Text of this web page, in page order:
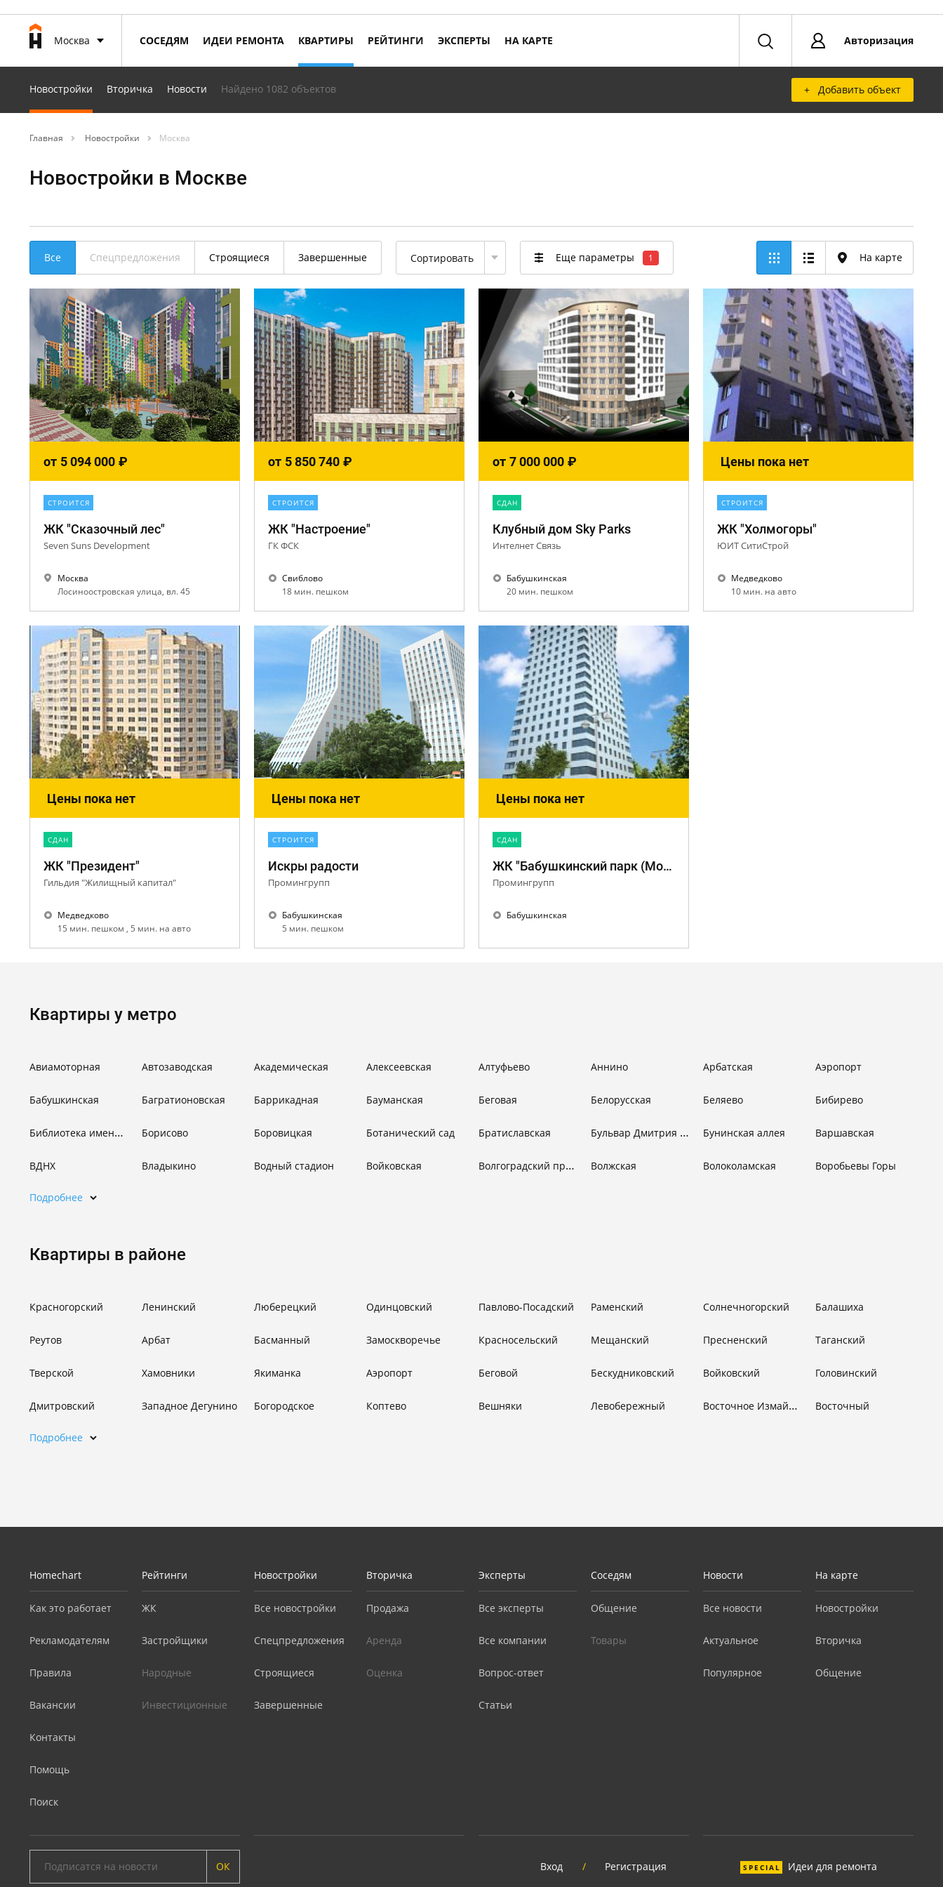
Москва СОСЕДЯМ ИДЕИ РЕМОНТА КВАРТИРЫ РЕЙТИНГИ ЭКСПЕРТЫ НА КАРТЕ Авторизация
Новостройки Вторичка Новости Найдено 1082 объектов + Добавить объект
Главная Новостройки Москва
Новостройки в Москве
Все Спецпредложения Строящиеся Завершенные Сортировать Еще параметры 1 На карте
от 5 094 000 ₽
СТРОИТСЯ
ЖК "Сказочный лес"
Seven Suns Development
Москва
Лосиноостровская улица, вл. 45
от 5 850 740 ₽
СТРОИТСЯ
ЖК "Настроение"
ГК ФСК
Свиблово
18 мин. пешком
от 7 000 000 ₽
CДАН
Клубный дом Sky Parks
Интелнет Связь
Бабушкинская
20 мин. пешком
Цены пока нет
СТРОИТСЯ
ЖК "Холмогоры"
ЮИТ СитиСтрой
Медведково
10 мин. на авто
Цены пока нет
CДАН
ЖК "Президент"
Гильдия "Жилищный капитал"
Медведково
15 мин. пешком , 5 мин. на авто
Цены пока нет
СТРОИТСЯ
Искры радости
Промингрупп
Бабушкинская
5 мин. пешком
Цены пока нет
CДАН
ЖК "Бабушкинский парк (Мос-Анжелес)"
Промингрупп
Бабушкинская
Квартиры у метро
Авиамоторная Автозаводская Академическая Алексеевская Алтуфьево Аннино Арбатская Аэропорт
Бабушкинская Багратионовская Баррикадная Бауманская Беговая Белорусская Беляево Бибирево
Библиотека имени Ленина Борисово Боровицкая Ботанический сад Братиславская Бульвар Дмитрия Донского Бунинская аллея Варшавская
ВДНХ Владыкино Водный стадион Войковская Волгоградский проспект Волжская Волоколамская Воробьевы Горы
Подробнее
Квартиры в районе
Красногорский Ленинский Люберецкий Одинцовский Павлово-Посадский Раменский Солнечногорский Балашиха
Реутов Арбат Басманный Замоскворечье Красносельский Мещанский Пресненский Таганский
Тверской Хамовники Якиманка Аэропорт Беговой Бескудниковский Войковский Головинский
Дмитровский Западное Дегунино Богородское Коптево Вешняки Левобережный Восточное Измайлово Восточный
Подробнее
Homechart
Как это работает
Рекламодателям
Правила
Вакансии
Контакты
Помощь
Поиск
Рейтинги
ЖК
Застройщики
Народные
Инвестиционные
Новостройки
Все новостройки
Спецпредложения
Строящиеся
Завершенные
Вторичка
Продажа
Аренда
Оценка
Эксперты
Все эксперты
Все компании
Вопрос-ответ
Статьи
Соседям
Общение
Товары
Новости
Все новости
Актуальное
Популярное
На карте
Новостройки
Вторичка
Общение
ОК Вход / Регистрация SPECIAL Идеи для ремонта